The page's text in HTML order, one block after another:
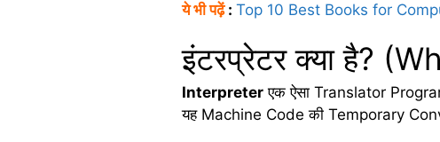
ये भी पढ़ें: Top 10 Best Books for
इंटरप्रेटर क्या है?
Interpreter एक ऐसा Translator
यह Machine Code की Temporary